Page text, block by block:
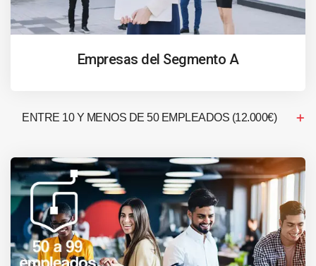
Empresas del Segmento A
ENTRE 10 Y MENOS DE 50 EMPLEADOS (12.000€)